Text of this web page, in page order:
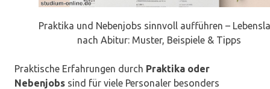
Praktika und Nebenjobs sinnvoll aufführen –
nach Abitur: Muster, Beispiele & Tipps
Praktische Erfahrungen durch Praktika oder
Nebenjobs sind für viele Personaler besonders